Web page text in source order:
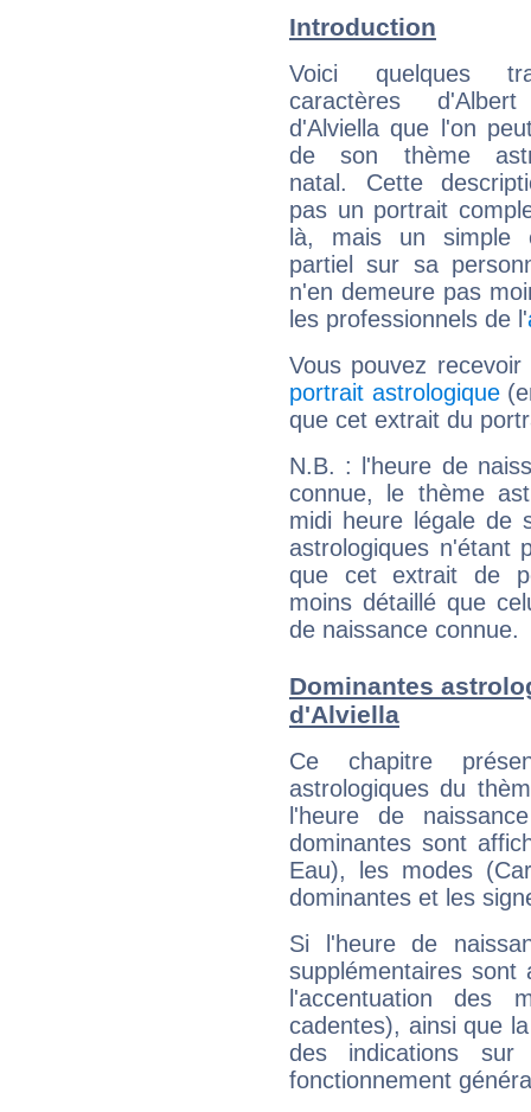
Introduction
Voici quelques
caractères
d'Alviella que l'on
de son thème
natal. Cette
pas un portrait
là, mais un simple
partiel sur sa
n'en demeure pas
les professionnels de l'
Vous pouvez
portrait astrologique
que cet extrait du
N.B. : l'heure de
connue, le thème
midi heure légale de
astrologiques n'étant
que cet extrait de
moins détaillé que
de naissance connue.
Dominantes
d'Alviella
Ce chapitre
astrologiques du
l'heure de
dominantes sont
Eau), les modes
dominantes et les
Si l'heure de
supplémentaires sont
l'accentuation des
cadentes), ainsi que
des indications sur
fonctionnement